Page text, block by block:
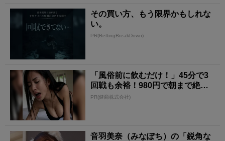
その買い方、もう限界かもしれな
い。
PR(BettingBreakDown)
「風俗前に飲むだけ！」45分で3
回戦も余裕！980円で朝まで絶好
調
PR(健商株式会社)
音羽美奈（みなぽち）の「鋭角な